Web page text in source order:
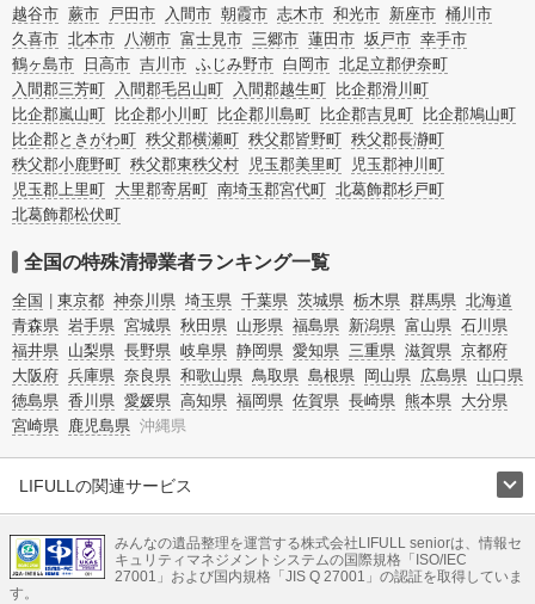
越谷市 蕨市 戸田市 入間市 朝霞市 志木市 和光市 新座市 桶川市
久喜市 北本市 八潮市 富士見市 三郷市 蓮田市 坂戸市 幸手市
鶴ヶ島市
日高市 吉川市 ふじみ野市 白岡市 北足立郡伊奈町
入間郡三芳町
入間郡毛呂山町 入間郡越生町
比企郡滑川町
比企郡嵐山町
比企郡小川町 比企郡川島町 比企郡吉見町
比企郡鳩山町
比企郡ときがわ町 秩父郡横瀬町 秩父郡皆野町 秩父郡長瀞町
秩父郡小鹿野町 秩父郡東秩父村 児玉郡美里町
児玉郡神川町
児玉郡上里町 大里郡寄居町 南埼玉郡宮代町 北葛飾郡杉戸町
北葛飾郡松伏町
全国の特殊清掃業者ランキング一覧
全国 東京都 神奈川県 埼玉県 千葉県 茨城県 栃木県 群馬県 北海道
青森県 岩手県 宮城県 秋田県 山形県 福島県 新潟県 富山県 石川県
福井県 山梨県 長野県 岐阜県 静岡県 愛知県 三重県 滋賀県 京都府
大阪府 兵庫県 奈良県 和歌山県 鳥取県 島根県 岡山県 広島県 山口県
徳島県 香川県 愛媛県 高知県 福岡県 佐賀県 長崎県 熊本県 大分県
宮崎県 鹿児島県 沖縄県
LIFULLの関連サービス
不動産・住宅
引越し 老人ホーム 地方創生 ママの就労支援
不動産クラウドファンディング 遺品整理 老後の暮らし情報
みんなの遺品整理を運営する株式会社LIFULL seniorは、情報セ
キュリティマネジメントシステムの国際規格「ISO/IEC
27001」および国内規格「JIS Q 27001」の認証を取得していま
す。